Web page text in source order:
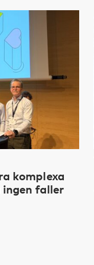
komplexa
faller